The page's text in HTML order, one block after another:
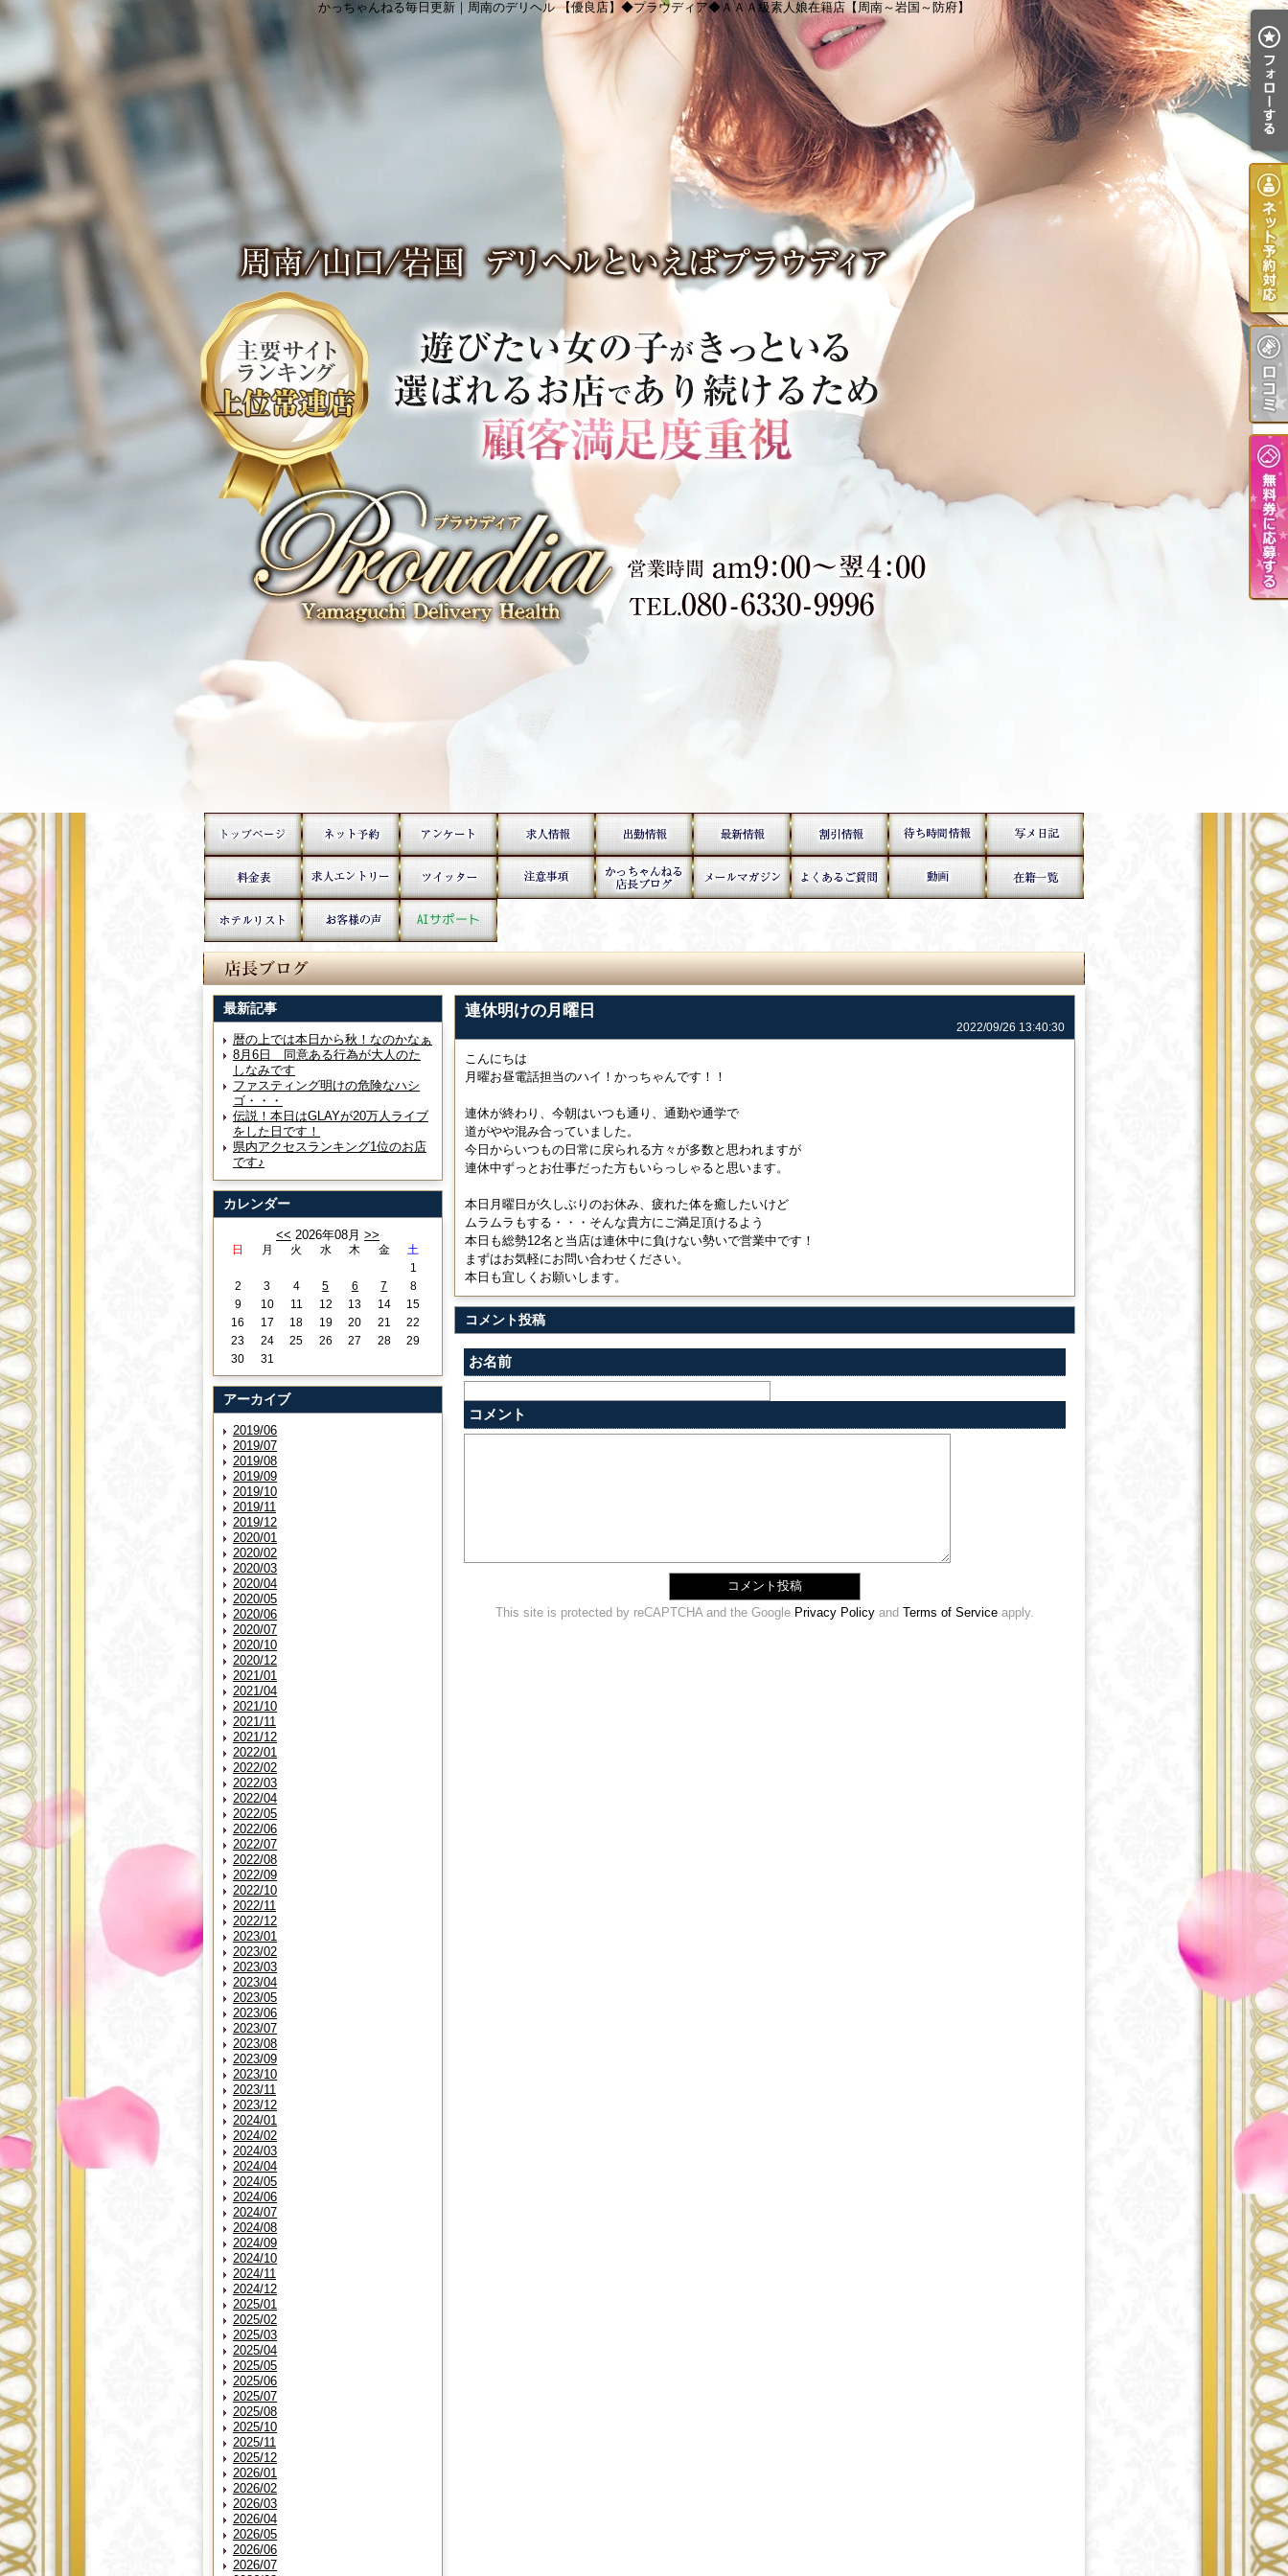
かっちゃんねる毎日更新｜周南のデリヘル 【優良店】◆プラウディア◆ＡＡＡ級素人娘在籍店【周南～岩国～防府】
最新記事
暦の上では本日から秋！なのかなぁ
8月6日 同意ある行為が大人のた
しなみです
ファスティング明けの危険なハシ
ゴ・・・
伝説！本日はGLAYが20万人ライブ
をした日です！
県内アクセスランキング1位のお店
です♪
カレンダー
<< 2026年08月 >>
日 月 火 水 木 金
土
1
2
3 4 5 6 7
8
9
10 11 12 13 14
15
16
17 18 19 20 21
22
23
24 25 26 27 28
29
30
31
アーカイブ
2019/06
2019/07
2019/08
2019/09
2019/10
2019/11
2019/12
2020/01
2020/02
2020/03
2020/04
2020/05
2020/06
2020/07
2020/10
2020/12
2021/01
2021/04
2021/10
2021/11
2021/12
2022/01
2022/02
2022/03
2022/04
2022/05
2022/06
2022/07
2022/08
2022/09
2022/10
2022/11
2022/12
2023/01
2023/02
2023/03
2023/04
2023/05
2023/06
2023/07
2023/08
2023/09
2023/10
2023/11
2023/12
2024/01
2024/02
2024/03
2024/04
2024/05
2024/06
2024/07
2024/08
2024/09
2024/10
2024/11
2024/12
2025/01
2025/02
2025/03
2025/04
2025/05
2025/06
2025/07
2025/08
2025/10
2025/11
2025/12
2026/01
2026/02
2026/03
2026/04
2026/05
2026/06
2026/07
連休明けの月曜日
2022/09/26 13:40:30
こんにちは
月曜お昼電話担当のハイ！かっちゃんです！！
連休が終わり、今朝はいつも通り、通勤や通学で
道がやや混み合っていました。
今日からいつもの日常に戻られる方々が多数と思われますが
連休中ずっとお仕事だった方もいらっしゃると思います。
本日月曜日が久しぶりのお休み、疲れた体を癒したいけど
ムラムラもする・・・そんな貴方にご満足頂けるよう
本日も総勢12名と当店は連休中に負けない勢いで営業中です！
まずはお気軽にお問い合わせください。
本日も宜しくお願いします。
コメント投稿
お名前
コメント
This site is protected by reCAPTCHA and the Google Privacy Policy and Terms of Service apply.